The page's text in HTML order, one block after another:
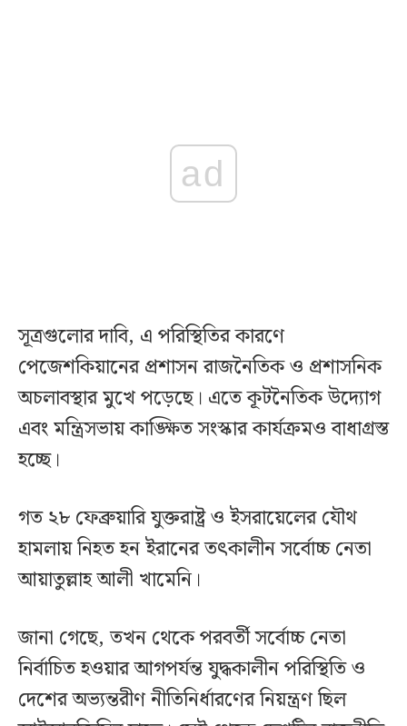
ad
সূত্রগুলোর দাবি, এ পরিস্থিতির কারণে
পেজেশকিয়ানের প্রশাসন রাজনৈতিক ও প্রশাসনিক
অচলাবস্থার মুখে পড়েছে। এতে কূটনৈতিক উদ্যোগ
এবং মন্ত্রিসভায় কাঙ্ক্ষিত সংস্কার কার্যক্রমও বাধাগ্রস্ত
হচ্ছে।
গত ২৮ ফেব্রুয়ারি যুক্তরাষ্ট্র ও ইসরায়েলের যৌথ
হামলায় নিহত হন ইরানের তৎকালীন সর্বোচ্চ নেতা
আয়াতুল্লাহ আলী খামেনি।
জানা গেছে, তখন থেকে পরবর্তী সর্বোচ্চ নেতা
নির্বাচিত হওয়ার আগপর্যন্ত যুদ্ধকালীন পরিস্থিতি ও
দেশের অভ্যন্তরীণ নীতিনির্ধারণের নিয়ন্ত্রণ ছিল